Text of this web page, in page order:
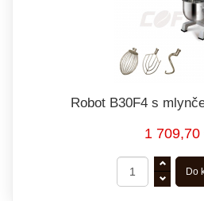
Robot B30F4 s
1 709,70